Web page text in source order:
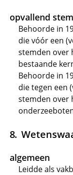
opvallend
Behoorde in
die vóór een
stemden over
bestaande
Behoorde in
die tegen een
stemden over
algemeen
Leidde als